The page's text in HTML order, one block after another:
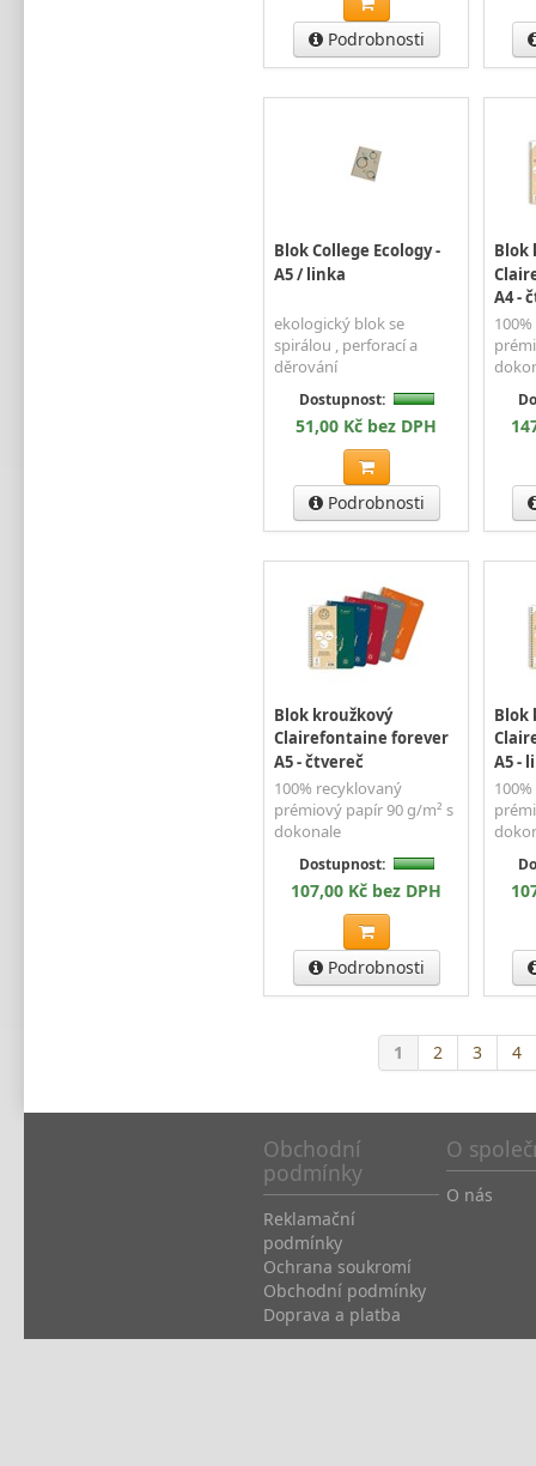
Podrobnosti
Blok College Ecology -
A5 / linka
ekologický blok se
spirálou , perforací a
děrování
Dostupnost:
51,00 Kč bez DPH
Podrobnosti
Blok
A4 -
Blok kroužkový
Clairefontaine forever
A5 - čtvereč
100% recyklovaný
prémiový papír 90 g/m² s
dokonale
Dostupnost:
107,00 Kč bez DPH
Podrobnosti
Blok
A5 -
1 2 3 4
Obchodní
podmínky
Reklamační
podmínky
Ochrana soukromí
Obchodní podmínky
Doprava a platba
O
O nás